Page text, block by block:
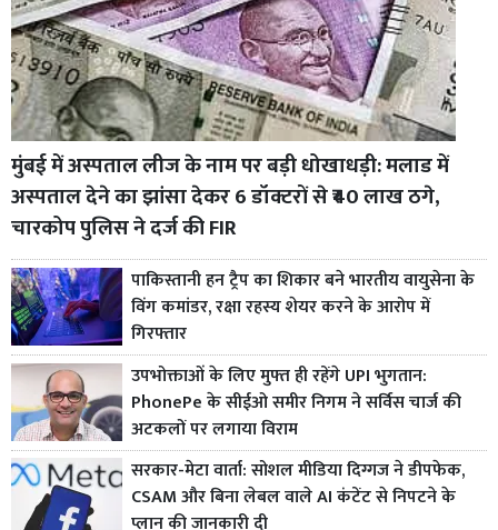
मुंबई में अस्पताल लीज के नाम पर बड़ी धोखाधड़ी: मलाड में
अस्पताल देने का झांसा देकर 6 डॉक्टरों से ₹40 लाख ठगे,
चारकोप पुलिस ने दर्ज की FIR
पाकिस्तानी हन ट्रैप का शिकार बने भारतीय वायुसेना के
विंग कमांडर, रक्षा रहस्य शेयर करने के आरोप में
गिरफ्तार
उपभोक्ताओं के लिए मुफ्त ही रहेंगे UPI भुगतान:
PhonePe के सीईओ समीर निगम ने सर्विस चार्ज की
अटकलों पर लगाया विराम
सरकार-मेटा वार्ता: सोशल मीडिया दिग्गज ने डीपफेक,
CSAM और बिना लेबल वाले AI कंटेंट से निपटने के